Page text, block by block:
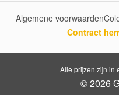
Algemene voorwaarden
Contract
Alle prijzen zijn in
© 2026